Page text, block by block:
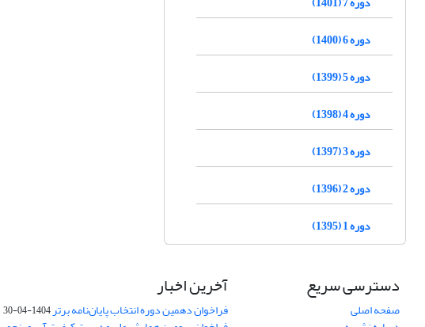
دوره 6 (1400)
دوره 5 (1399)
دوره 4 (1398)
دوره 3 (1397)
دوره 2 (1396)
دوره 1 (1395)
دسترسی سریع
صفحه اصلی
آخرین اخبار
فراخوان دهمین دوره انتخاب پایان‌نامه برتر1404-04-30